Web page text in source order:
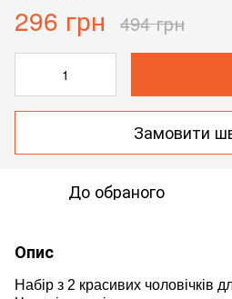
296 грн 494 грн
Замовити
До обраного
Опис
Набір з 2 красивих чоловічків